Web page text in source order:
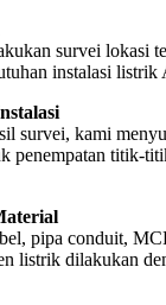
survei lokasi
instalasi listrik
survei, kami
penempatan titik-
pipa conduit,
listrik dilakukan